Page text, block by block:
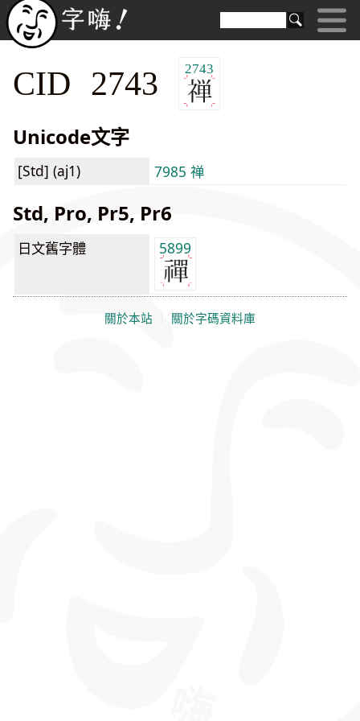
CID 2743 2743
Unicode文字
[Std] (aj1) 7985 禅
Std, Pro, Pr5, Pr6
日文舊字體 5899
關於本站 關於字碼資料庫